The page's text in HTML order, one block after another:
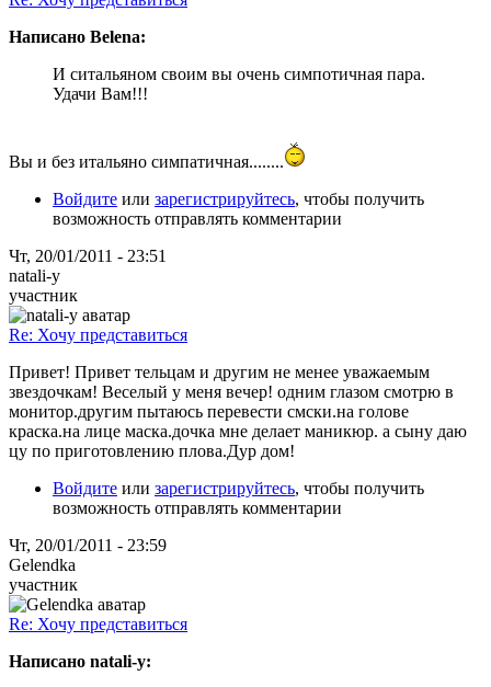
Написано Belena:
И ситальяном своим вы очень симпотичная пара.
Удачи Вам!!!
Вы и без итальяно симпатичная........
Войдите или зарегистрируйтесь, чтобы получить
возможность отправлять комментарии
Чт, 20/01/2011 - 23:51
natali-y
участник
Re: Хочу представиться
Привет! Привет тельцам и другим не менее уважаемым
звездочкам! Веселый у меня вечер! одним глазом смотрю в
монитор.другим пытаюсь перевести смски.на голове
краска.на лице маска.дочка мне делает маникюр. а сыну даю
цу по приготовлению плова.Дур дом!
Войдите или зарегистрируйтесь, чтобы получить
возможность отправлять комментарии
Чт, 20/01/2011 - 23:59
Gelendka
участник
Re: Хочу представиться
Написано natali-y: